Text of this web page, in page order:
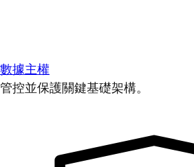
數據主權
管控並保護關鍵基礎架構。